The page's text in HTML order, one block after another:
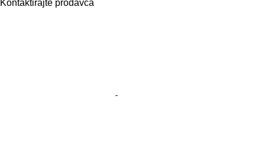
Kontaktirajte prodavca